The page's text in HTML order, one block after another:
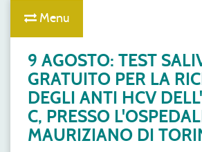
Menu
9 AGOSTO: TEST
GRATUITO PER LA
DEGLI ANTI HCV
C, PRESSO
MAURIZIANO DI